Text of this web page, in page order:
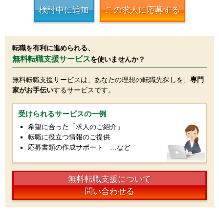
検討中に追加 この求人に応募する
転職を有利に進められる、
無料転職支援サービスを使いませんか？
無料転職支援サービスは、あなたの理想の転職先探しを、 専門
家がお手伝いするサービスです。
受けられるサービスの一例
希望に合った「求人のご紹介」
転職に役立つ情報のご提供
応募書類の作成サポート …など
無料転職支援について
問い合わせる